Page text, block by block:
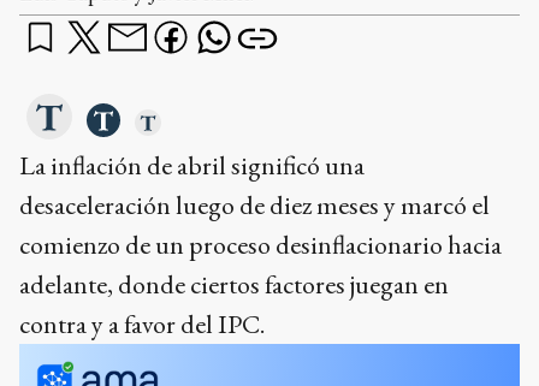
La inflación de abril significó una
desaceleración luego de diez meses y marcó el
comienzo de un proceso desinflacionario hacia
adelante, donde ciertos factores juegan en
contra y a favor del IPC.